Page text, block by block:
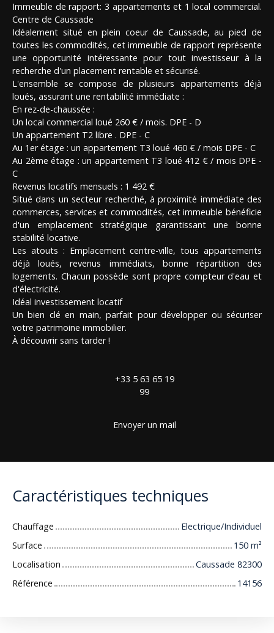
Immeuble de rapport: 3 appartements et 1 local commercial.
Centre de Caussade
Idéalement situé en plein coeur de Caussade, au pied de
toutes les commodités, cet immeuble de rapport représente
une opportunité intéressante pour tout investisseur à la
recherche d'un placement rentable et sécurisé.
L'ensemble se compose de plusieurs appartements déjà
loués, assurant une rentabilité immédiate :
En rez-de-chaussée :
Un local commercial loué 260 € / mois. DPE - D
Un appartement T2 libre . DPE - C
Au 1er étage : un appartement T3 loué 460 € / mois DPE - C
Au 2ème étage : un appartement T3 loué 412 € / mois DPE -
C
Revenus locatifs mensuels : 1 492 €
Situé dans un secteur recherché, à proximité immédiate des
commerces, services et commodités, cet immeuble bénéficie
d'un emplacement stratégique garantissant une bonne
stabilité locative.
Les atouts : Emplacement centre-ville, tous appartements
déjà loués, revenus immédiats, bonne répartition des
logements. Chacun possède sont propre compteur d'eau et
d'électricité.
Idéal investissement locatif
Un bien clé en main, parfait pour développer ou sécuriser
votre patrimoine immobilier.
À découvrir sans tarder !
+33 5 63 65 19
99
Envoyer un mail
Caractéristiques techniques
Chauffage
Electrique/Individuel
Surface
150 m²
Localisation
Caussade 82300
Référence
14156